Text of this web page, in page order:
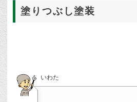
塗りつぶし塗装
いわた